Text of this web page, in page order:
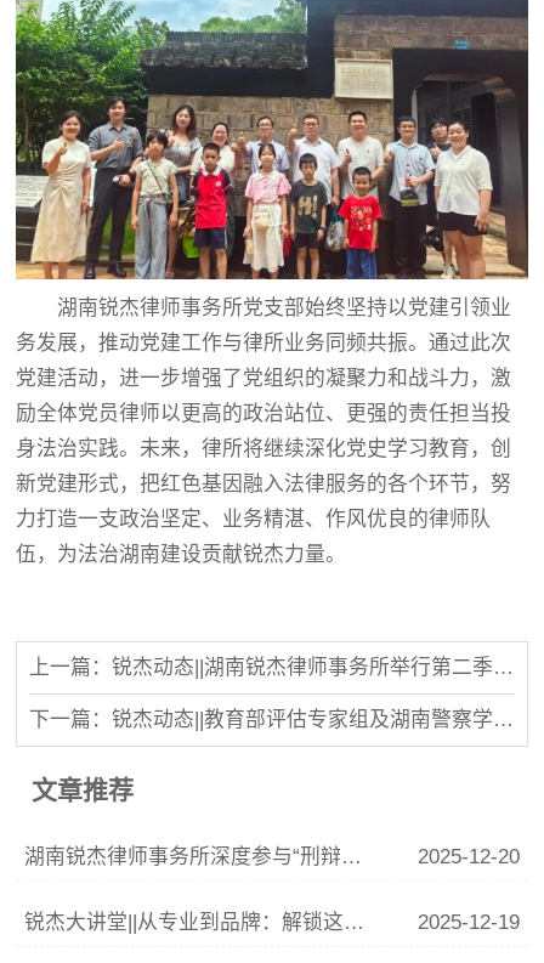
湖南锐杰律师事务所党支部始终坚持以党建引领业
务发展，推动党建工作与律所业务同频共振。通过此次
党建活动，进一步增强了党组织的凝聚力和战斗力，激
励全体党员律师以更高的政治站位、更强的责任担当投
身法治实践。未来，律所将继续深化党史学习教育，创
新党建形式，把红色基因融入法律服务的各个环节，努
力打造一支政治坚定、业务精湛、作风优良的律师队
伍，为法治湖南建设贡献锐杰力量。
上一篇：锐杰动态||湖南锐杰律师事务所举行第二季度生日会和新人欢迎会
下一篇：锐杰动态||教育部评估专家组及湖南警察学院领导莅临我所审核评估实践教学基地工作
文章推荐
湖南锐杰律师事务所深度参与“刑辩湘军”联训 李青云副主任精析涉“骗”案件辩护要点 2025-12-20
锐杰大讲堂||从专业到品牌：解锁这份律师IP打造指南 2025-12-19